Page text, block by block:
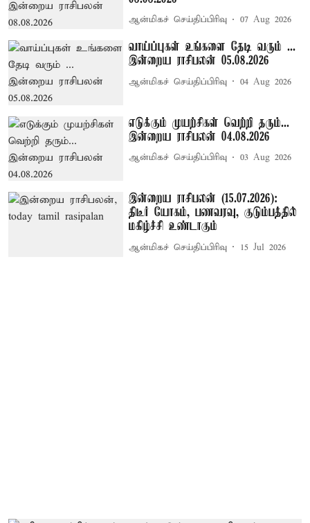
ஆன்மிகச் செய்திப்பிரிவு 07 Aug 2026
வாய்ப்புகள் உங்களை தேடி வரும் ...
இன்றைய ராசிபலன் 05.08.2026
ஆன்மிகச் செய்திப்பிரிவு 04 Aug 2026
எடுக்கும் முயற்சிகள் வெற்றி தரும்...
இன்றைய ராசிபலன் 04.08.2026
ஆன்மிகச் செய்திப்பிரிவு 03 Aug 2026
இன்றைய ராசிபலன் (15.07.2026):
திடீர் யோகம், பணவரவு, குடும்பத்தில்
மகிழ்ச்சி உண்டாகும்
ஆன்மிகச் செய்திப்பிரிவு 15 Jul 2026